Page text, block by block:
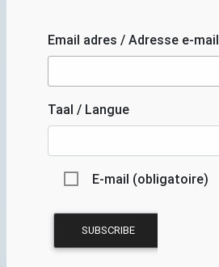
Email adres / Adresse e-mail
Taal / Langue
E-mail (obligatoire)